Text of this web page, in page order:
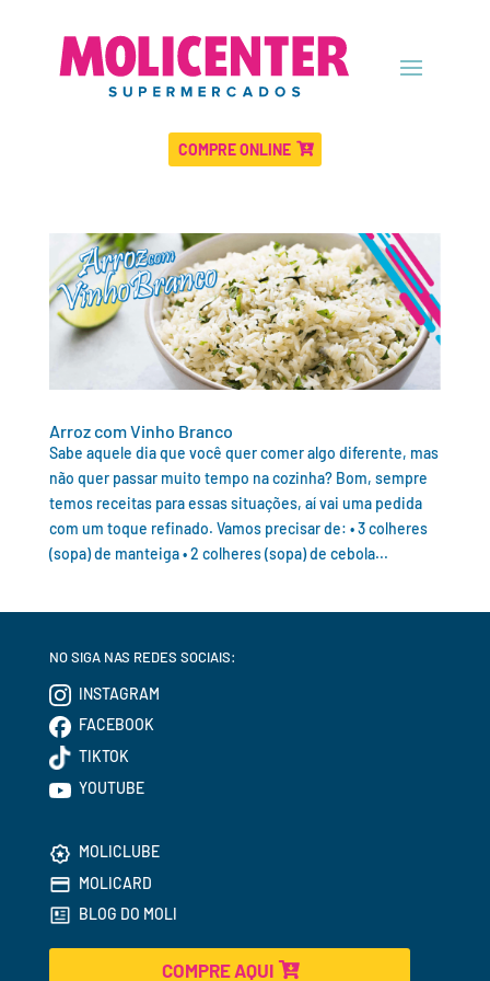
COMPRE ONLINE
Arroz com Vinho Branco
Sabe aquele dia que você quer comer algo diferente, mas
não quer passar muito tempo na cozinha? Bom, sempre
temos receitas para essas situações, aí vai uma pedida
com um toque refinado. Vamos precisar de: • 3 colheres
(sopa) de manteiga • 2 colheres (sopa) de cebola...
NO SIGA NAS REDES SOCIAIS:
INSTAGRAM
FACEBOOK
TIKTOK
YOUTUBE
MOLICLUBE
MOLICARD
BLOG DO MOLI
COMPRE AQUI